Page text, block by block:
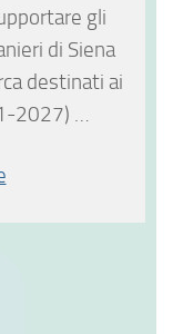
gli
di Siena
destinati ai
2027) …